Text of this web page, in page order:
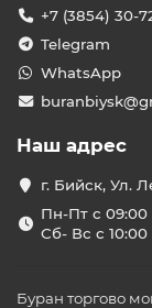
+7 (3854) 30-
Telegram
WhatsApp
Наш адрес
г. Бийск, Ул.
Пн-Пт с 09:00
Сб- Вс с 10:00
Буран торгово